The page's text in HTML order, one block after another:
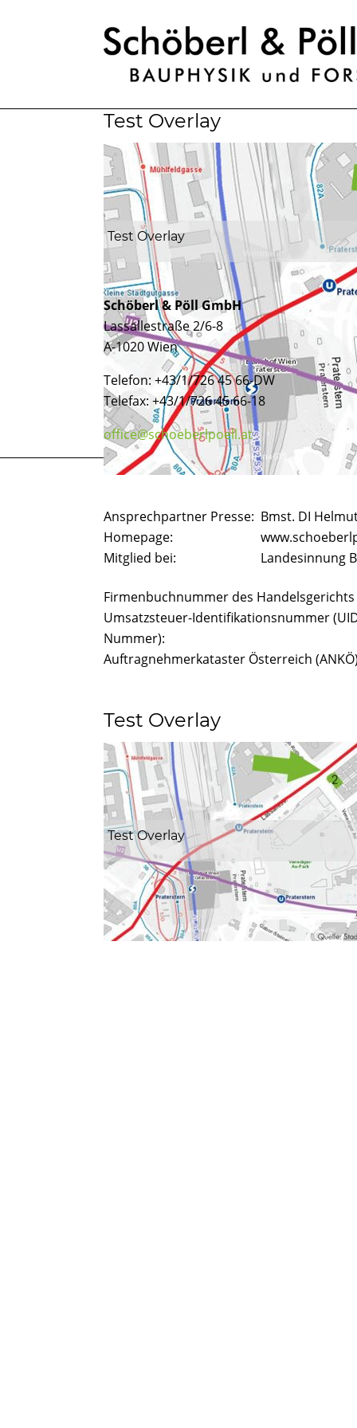
Test Overlay
Test Overlay
Schöberl & Pöll GmbH
Lassallestraße 2/6-8
A-1020 Wien
Telefon: +43/1/726 45 66-DW
Telefax: +43/1/726 45 66-18
office@schoeberlpoell.at
Ansprechpartner Presse: Bmst. DI
Homepage:
Mitglied bei:
Landesinnung
Firmenbuchnummer des Handelsgerichts
Umsatzsteuer-Identifikationsnummer
Nummer):
Auftragnehmerkataster Österreich
Test Overlay
Test Overlay